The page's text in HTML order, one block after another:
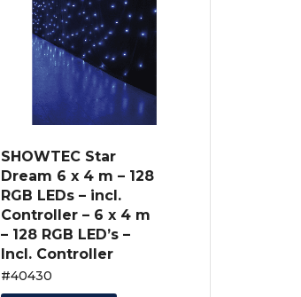
SHOWTEC Star
Dream 6 x 4 m – 128
RGB LEDs – incl.
Controller – 6 x 4 m
– 128 RGB LED’s –
Incl. Controller
#40430